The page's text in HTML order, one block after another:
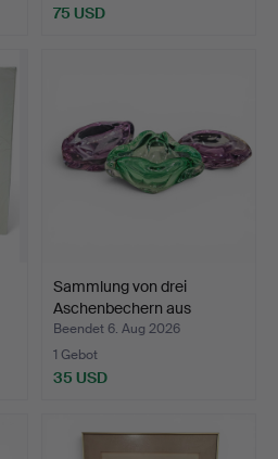
75 USD
Sammlung von drei
Aschenbechern aus
Murano…
Beendet 6. Aug 2026
1 Gebot
35 USD